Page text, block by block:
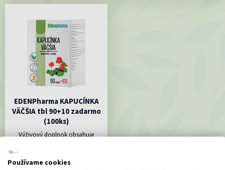
Používame cookies
EDENPharma KAPUCÍNKA
VÄČŠIA tbl 90+10 zadarmo
(100ks)
Výživový doplnok obsahuje
11.47 €